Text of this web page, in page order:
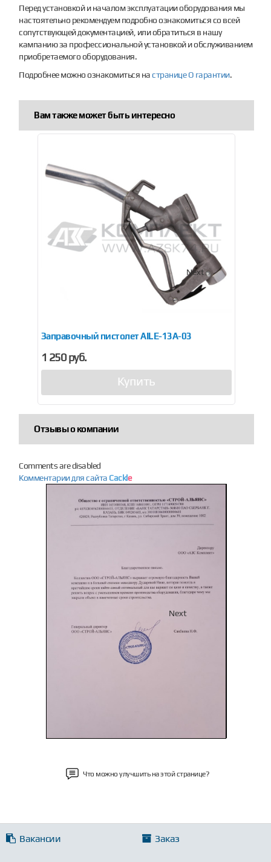
Перед установкой и началом эксплуатации оборудования мы
настоятельно рекомендуем подробно ознакомиться со всей
сопутствующей документацией, или обратиться в нашу
кампанию за профессиональной установкой и обслуживанием
приобретаемого оборудования.
Подробнее можно ознакомиться настранице О гарантии.
Вам также может быть интересно
Заправочный пистолет AILE-13A-03
1 250 руб.
Купить
Next
Отзывы о компании
Comments are disabled
Комментарии для сайта Cackle
Next
Что можно улучшить на этой странице?
Вакансии Заказ